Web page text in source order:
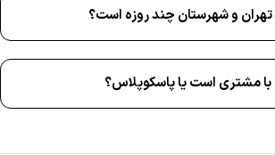
تهران و شهرستان چند روزه است؟
با مشتری است یا پاسکوپلاس؟